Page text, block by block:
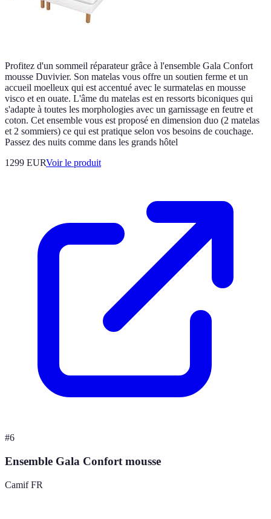
Profitez d'un sommeil réparateur grâce à l'ensemble Gala Confort
mousse Duvivier. Son matelas vous offre un soutien ferme et un
accueil moelleux qui est accentué avec le surmatelas en mousse
visco et en ouate. L'âme du matelas est en ressorts biconiques qui
s'adapte à toutes les morphologies avec un garnissage en feutre et
coton. Cet ensemble vous est proposé en dimension duo (2 matelas
et 2 sommiers) ce qui est pratique selon vos besoins de couchage.
Passez des nuits comme dans les grands hôtel
1299 EURVoir le produit
#6
Ensemble Gala Confort mousse
Camif FR